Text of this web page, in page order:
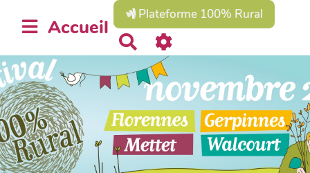
Accueil
Plateforme 100% Rural
e
c
h
e
r
c